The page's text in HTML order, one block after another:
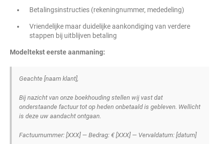
Betalingsinstructies (rekeningnummer, mededeling)
Vriendelijke maar duidelijke aankondiging van verdere
stappen bij uitblijven betaling
Modeltekst eerste aanmaning:
Geachte [naam klant],
Bij nazicht van onze boekhouding stellen wij vast dat
onderstaande factuur tot op heden onbetaald is gebleven. Wellicht
is deze uw aandacht ontgaan.
Factuurnummer: [XXX] — Bedrag: € [XXX] — Vervaldatum: [datum]